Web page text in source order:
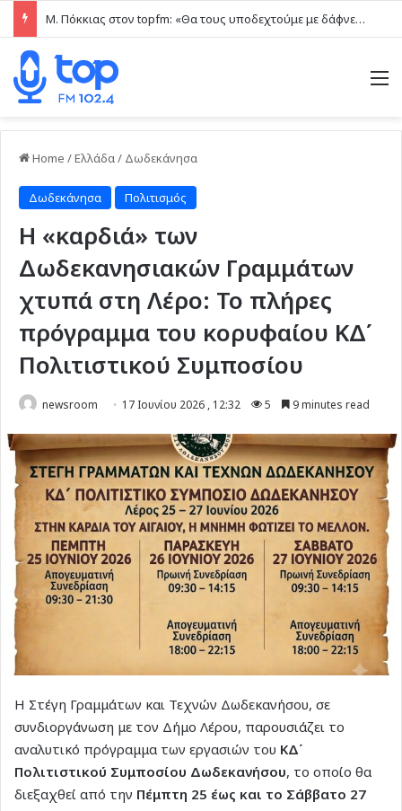
Η απάντηση Ασπράκη μέσω του topfm στην κριτική Κολιάδη: «Η Ρόδος είναι μικρή, όλοι γνωριζόμαστε» (ηχητικό)
Home /Ελλάδα/ Δωδεκάνησα
Δωδεκάνησα Πολιτισμός
Η «καρδιά» των
Δωδεκανησιακών Γραμμάτων
χτυπά στη Λέρο: Το πλήρες
πρόγραμμα του κορυφαίου ΚΔ΄
Πολιτιστικού Συμποσίου
newsroom 17 Ιουνίου 2026 , 12:32 5 9 minutes read
Η Στέγη Γραμμάτων και Τεχνών Δωδεκανήσου, σε
συνδιοργάνωση με τον Δήμο Λέρου, παρουσιάζει το
αναλυτικό πρόγραμμα των εργασιών του ΚΔ΄
Πολιτιστικού Συμποσίου Δωδεκανήσου, το οποίο θα
διεξαχθεί από την Πέμπτη 25 έως και το Σάββατο 27